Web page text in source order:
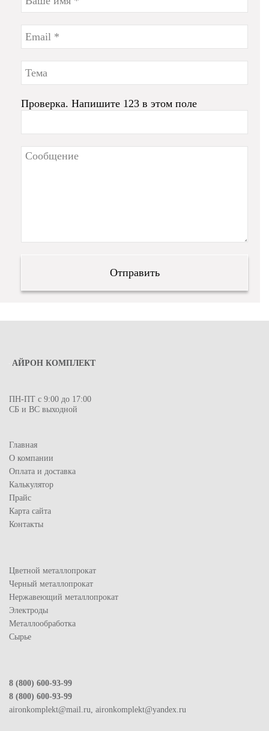
Проверка. Напишите 123 в этом поле
АЙРОН КОМПЛЕКТ
ПН-ПТ с 9:00 до 17:00
СБ и ВС выходной
Главная
О компании
Оплата и доставка
Калькулятор
Прайс
Карта сайта
Контакты
Цветной металлопрокат
Черный металлопрокат
Нержавеющий металлопрокат
Электроды
Металлообработка
Сырье
8 (800) 600-93-99
8 (800) 600-93-99
aironkomplekt@mail.ru, aironkomplekt@yandex.ru